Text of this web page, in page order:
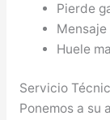
Pierde
Huele
Servicio
Ponemos a su